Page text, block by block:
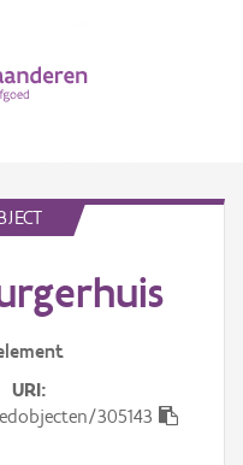
URI
305143